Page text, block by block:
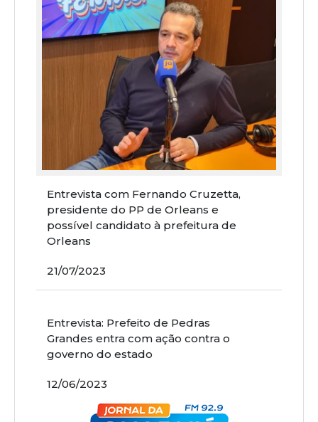
Entrevista com Fernando Cruzetta,
presidente do PP de Orleans e
possível candidato à prefeitura de
Orleans
21/07/2023
Entrevista: Prefeito de Pedras
Grandes entra com ação contra o
governo do estado
12/06/2023